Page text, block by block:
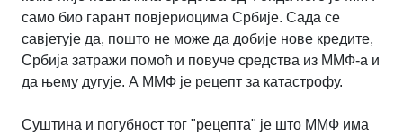
само био гарант повјериоцима Србије. Сада се
савјетује да, пошто не може да добије нове кредите,
Србија затражи помоћ и повуче средства из ММФ-а и
да њему дугује. А ММФ је рецепт за катастрофу.
Суштина и погубност тог "рецепта" је што ММФ има